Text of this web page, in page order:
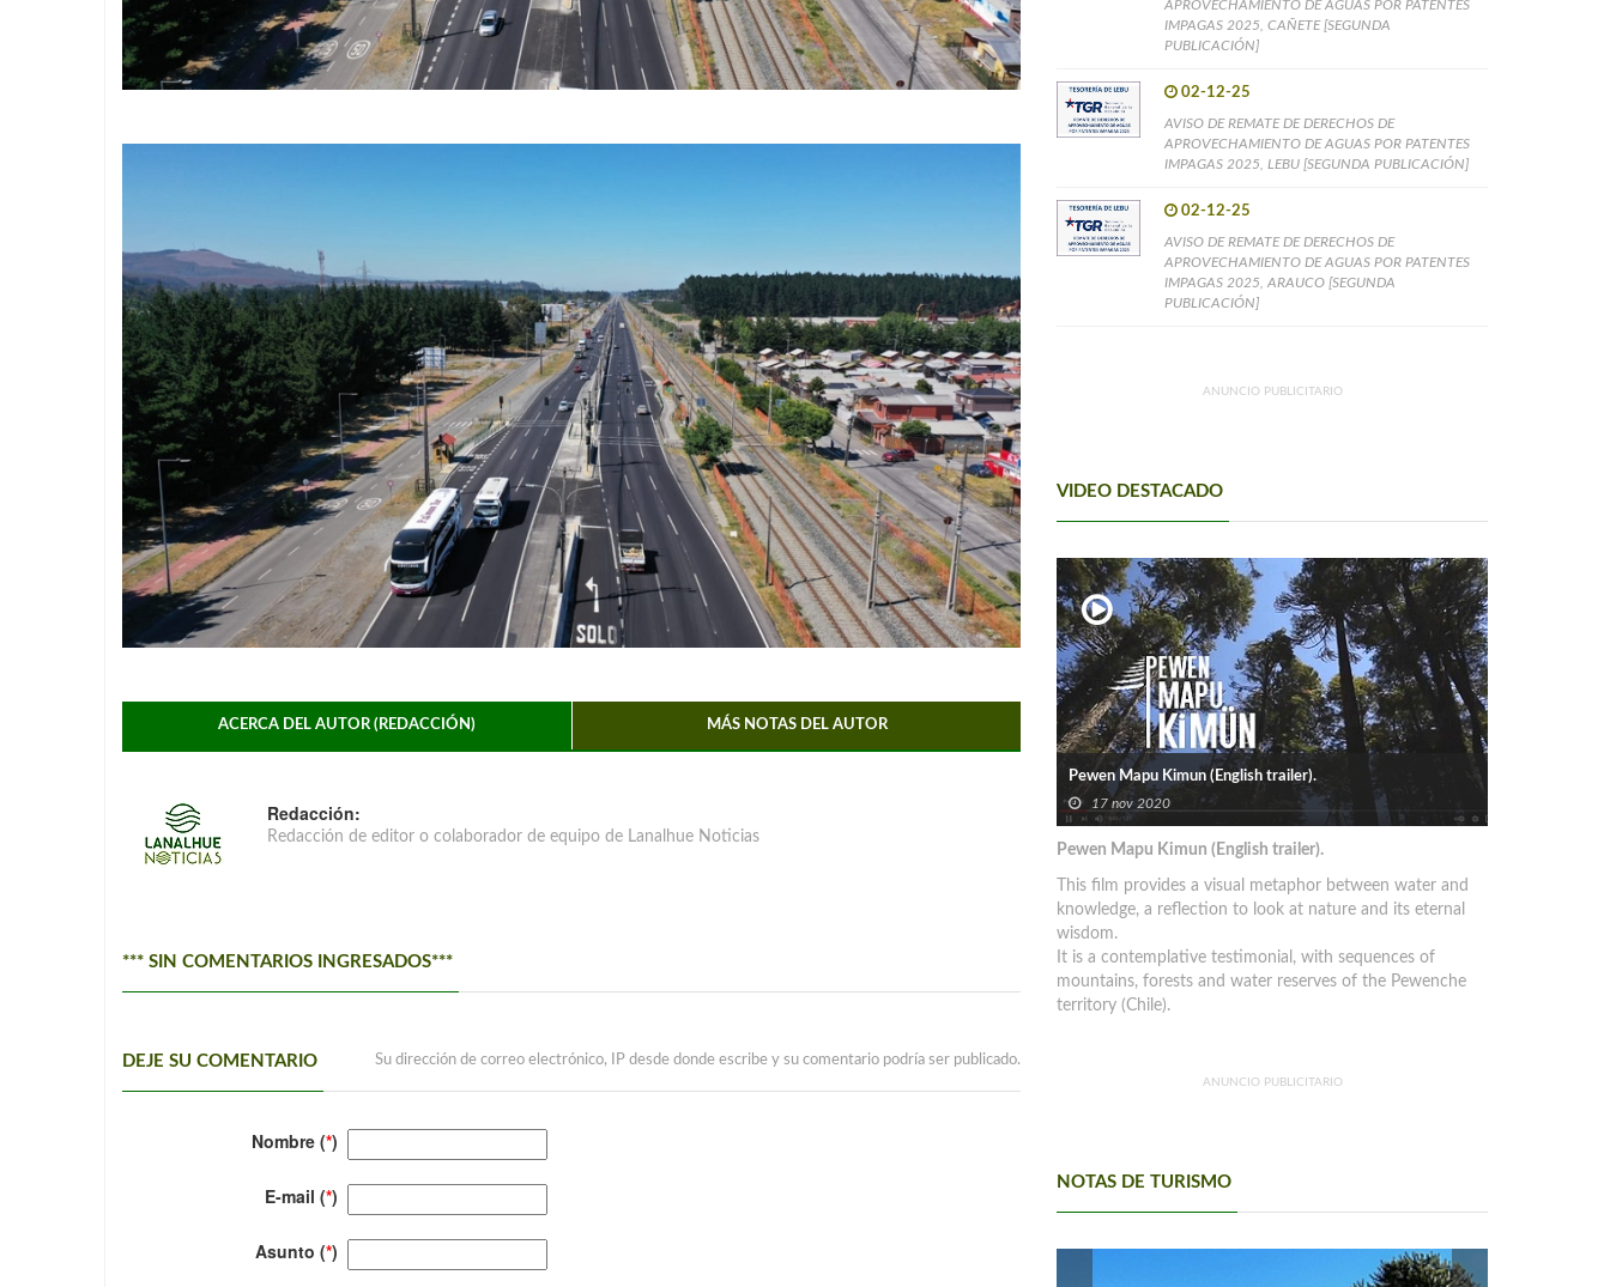
ACERCA DEL AUTOR (REDACCIÓN) MÁS NOTAS DEL AUTOR
Redacción:
Redacción de editor o colaborador de equipo de Lanalhue Noticias
*** SIN COMENTARIOS INGRESADOS***
DEJE SU COMENTARIO Su dirección de correo electrónico, IP desde donde escribe y su comentario podría ser publicado.
Nombre (*)
E-mail (*)
Asunto (*)
APROVECHAMIENTO DE AGUAS POR PATENTES
IMPAGAS 2025, CAÑETE [SEGUNDA
PUBLICACIÓN]
02-12-25
AVISO DE REMATE DE DERECHOS DE
APROVECHAMIENTO DE AGUAS POR PATENTES
IMPAGAS 2025, LEBU [SEGUNDA PUBLICACIÓN]
02-12-25
AVISO DE REMATE DE DERECHOS DE
APROVECHAMIENTO DE AGUAS POR PATENTES
IMPAGAS 2025, ARAUCO [SEGUNDA
PUBLICACIÓN]
ANUNCIO PUBLICITARIO
VIDEO DESTACADO
Pewen Mapu Kimun (English trailer).
17 nov 2020
Pewen Mapu Kimun (English trailer).
This film provides a visual metaphor between water and
knowledge, a reflection to look at nature and its eternal
wisdom.
It is a contemplative testimonial, with sequences of
mountains, forests and water reserves of the Pewenche
territory (Chile).
ANUNCIO PUBLICITARIO
NOTAS DE TURISMO